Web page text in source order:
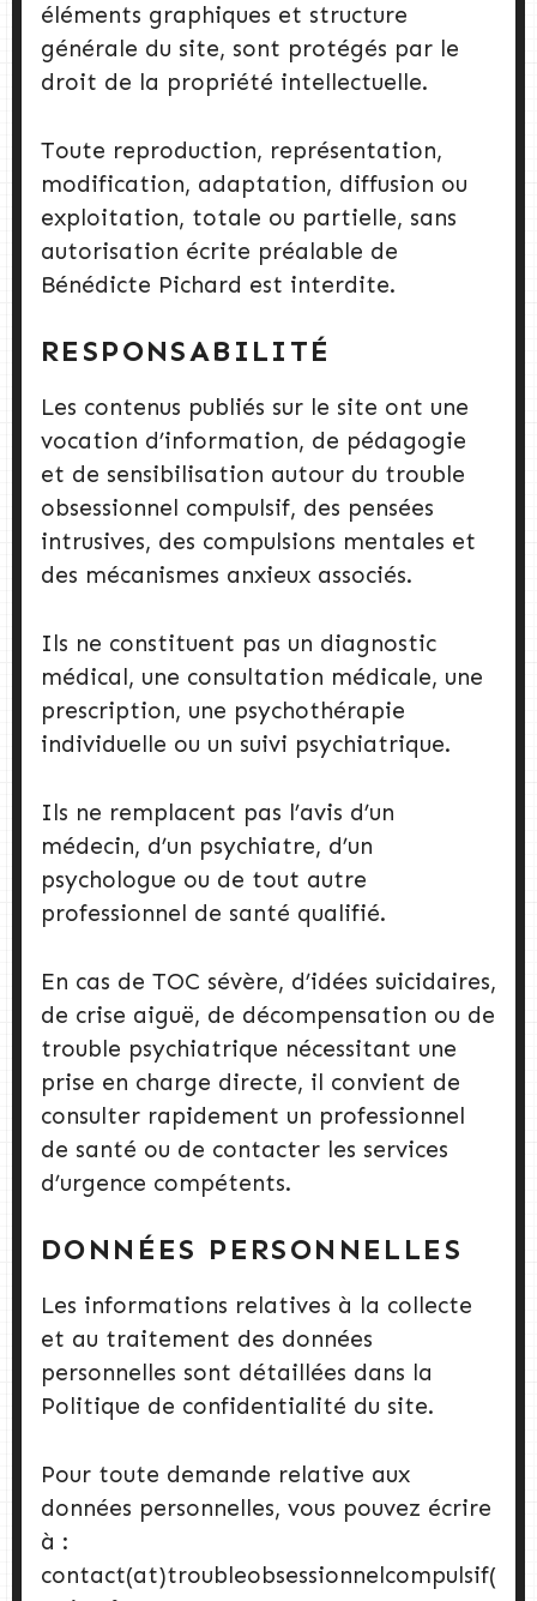
éléments graphiques et structure
générale du site, sont protégés par le
droit de la propriété intellectuelle.
Toute reproduction, représentation,
modification, adaptation, diffusion ou
exploitation, totale ou partielle, sans
autorisation écrite préalable de
Bénédicte Pichard est interdite.
RESPONSABILITÉ
Les contenus publiés sur le site ont une
vocation d’information, de pédagogie
et de sensibilisation autour du trouble
obsessionnel compulsif, des pensées
intrusives, des compulsions mentales et
des mécanismes anxieux associés.
Ils ne constituent pas un diagnostic
médical, une consultation médicale, une
prescription, une psychothérapie
individuelle ou un suivi psychiatrique.
Ils ne remplacent pas l’avis d’un
médecin, d’un psychiatre, d’un
psychologue ou de tout autre
professionnel de santé qualifié.
En cas de TOC sévère, d’idées suicidaires,
de crise aiguë, de décompensation ou de
trouble psychiatrique nécessitant une
prise en charge directe, il convient de
consulter rapidement un professionnel
de santé ou de contacter les services
d’urgence compétents.
DONNÉES PERSONNELLES
Les informations relatives à la collecte
et au traitement des données
personnelles sont détaillées dans la
Politique de confidentialité du site.
Pour toute demande relative aux
données personnelles, vous pouvez écrire
à :
contact(at)troubleobsessionnelcompulsif(